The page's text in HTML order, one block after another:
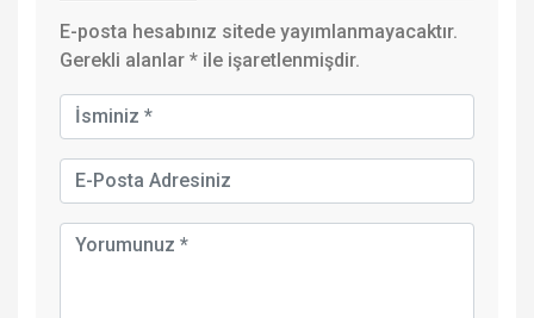
E-posta hesabınız sitede yayımlanmayacaktır.
Gerekli alanlar * ile işaretlenmişdir.